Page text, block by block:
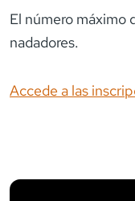
El número
nadadores.
Accede a las